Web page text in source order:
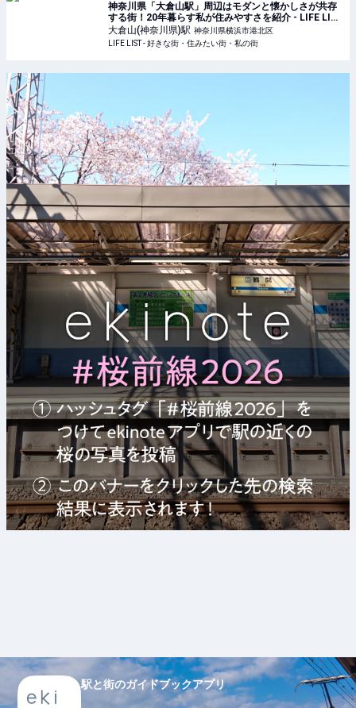
神奈川県「大倉山駅」周辺はモダンと懐かしさが共存
する街！20年暮らす私が住みやすさを紹介 - LIFE LIST
- 好きな街・住みたい街・私の街
大倉山(神奈川県)駅 神奈川県横浜市港北区
LIFE LIST - 好きな街・住みたい街・私の街
駅と街のガイドブックアプリ